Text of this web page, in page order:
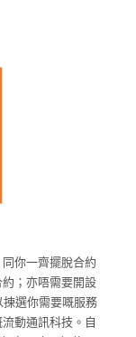
你一齊擺脫合約
；亦唔需要開設
選你需要嘅服務
動通訊科技。自